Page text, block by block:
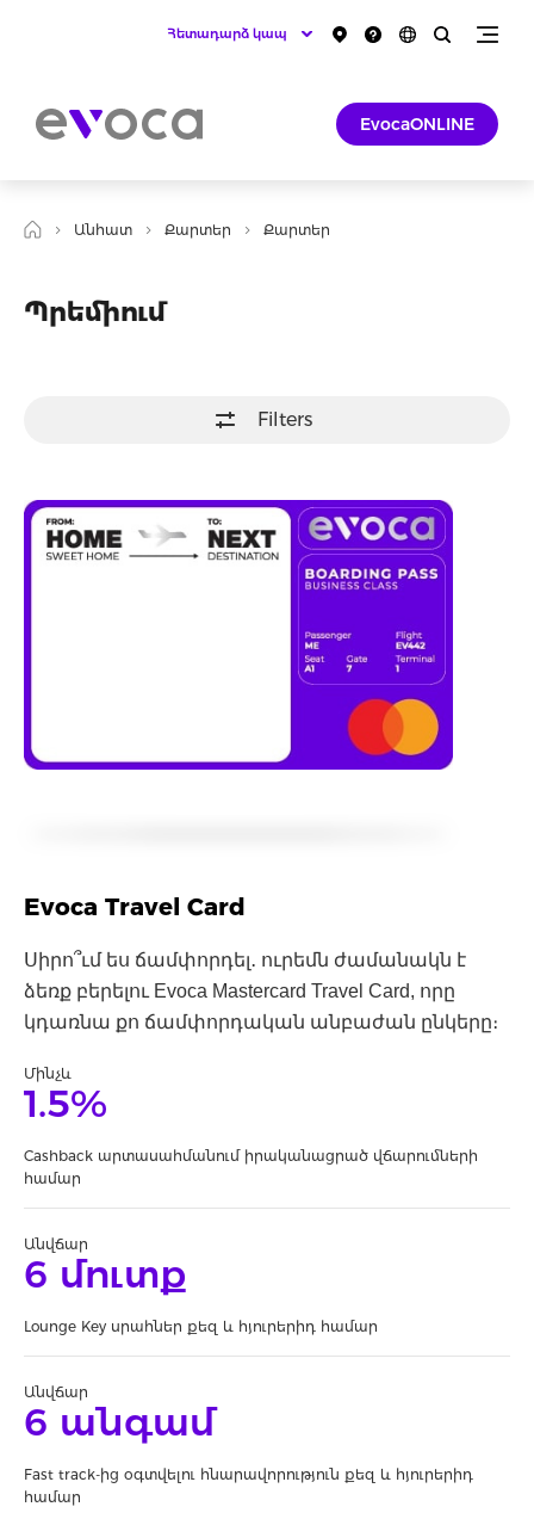
Հետադարձ կապ
EvocaONLINE
Անհատ Քարտեր Քարտեր
Պրեմիում
Filters
Evoca Travel Card
Սիրո՞ւմ ես ճամփորդել․ ուրեմն ժամանակն է
ձեռք բերելու Evoca Mastercard Travel Card, որը
կդառնա քո ճամփորդական անբաժան ընկերը։
Մինչև
1.5%
Cashback արտասահմանում իրականացրած վճարումների
համար
Անվճար
6 մուտք
Lounge Key սրահներ քեզ և հյուրերիդ համար
Անվճար
6 անգամ
Fast track-ից օգտվելու հնարավորություն քեզ և հյուրերիդ
համար